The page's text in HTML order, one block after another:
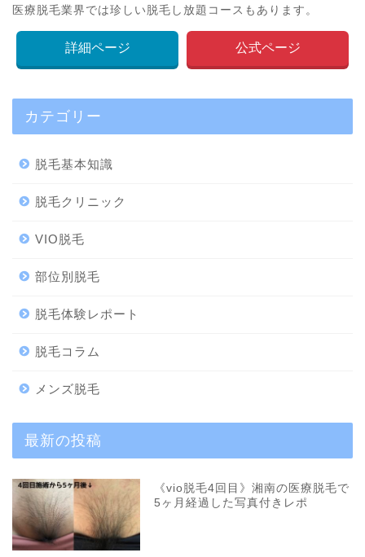
医療脱毛業界では珍しい脱毛し放題コースもあります。
詳細ページ 公式ページ
カテゴリー
脱毛基本知識
脱毛クリニック
VIO脱毛
部位別脱毛
脱毛体験レポート
脱毛コラム
メンズ脱毛
最新の投稿
《vio脱毛4回目》湘南の医療脱毛で
5ヶ月経過した写真付きレポ